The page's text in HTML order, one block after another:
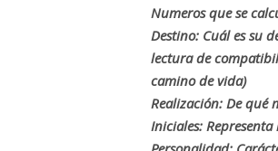
Numeros que se
Destino: Cuál es su
lectura de
camino de vida)
Realización: De qué
Iniciales: